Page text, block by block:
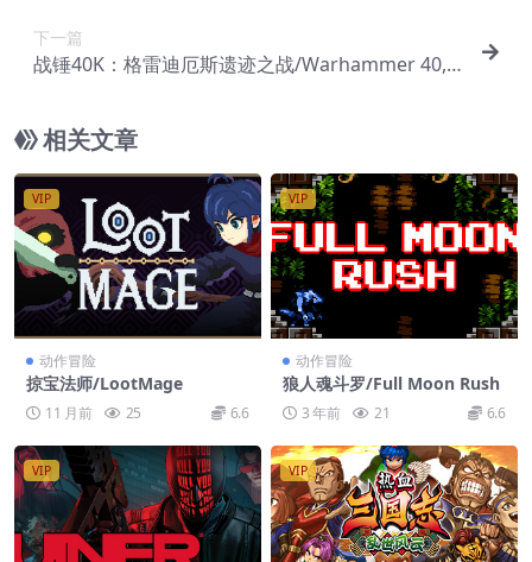
下一篇
战锤40K：格雷迪厄斯遗迹之战/Warhammer 40,0
相关文章
VIP
动作冒险
掠宝法师/LootMage
11 月前 25 6.6
VIP
动作冒险
狼人魂斗罗/Full Moon Rush
3 年前 21 6.6
VIP VIP